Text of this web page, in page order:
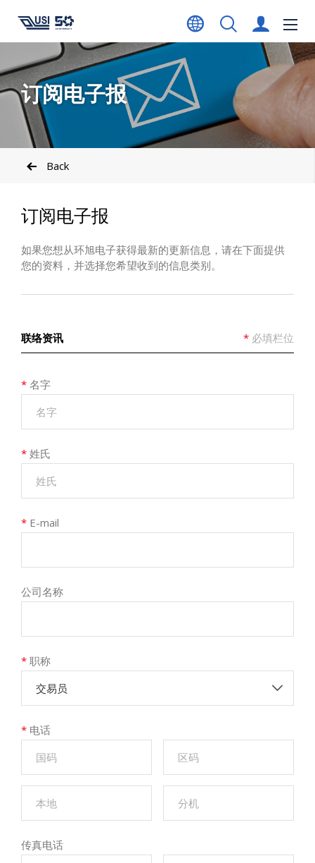
订阅电子报
Back
订阅电子报
如果您想从环旭电子获得最新的更新信息，请在下面提供
您的资料，并选择您希望收到的信息类别。
* 必填栏位
联络资讯
* 名字
* 姓氏
* E-mail
公司名称
* 职称
交易员
* 电话
传真电话